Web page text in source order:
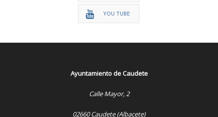
YOU TUBE
Ayuntamiento de Caudete
Calle Mayor, 2
02660 Caudete (Albacete)